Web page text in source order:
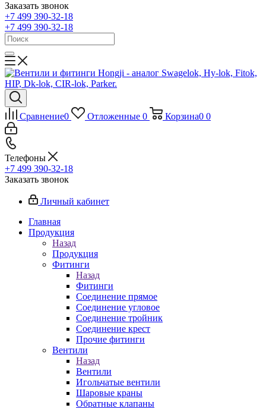
Заказать звонок
+7 499 390-32-18
+7 499 390-32-18
Сравнение0 Отложенные 0 Корзина0 0
Телефоны
+7 499 390-32-18
Заказать звонок
Личный кабинет
Главная
Продукция
Назад
Продукция
Фитинги
Назад
Фитинги
Соединение прямое
Соединение угловое
Соединение тройник
Соединение крест
Прочие фитинги
Вентили
Назад
Вентили
Игольчатые вентили
Шаровые краны
Обратные клапаны